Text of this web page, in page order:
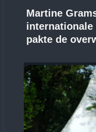
Martine
internationale
pakte de